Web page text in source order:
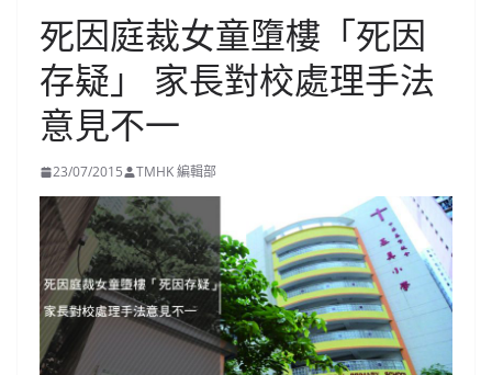
死因庭裁女童墮樓「死因
存疑」 家長對校處理手法
意見不一
23/07/2015 TMHK 編輯部